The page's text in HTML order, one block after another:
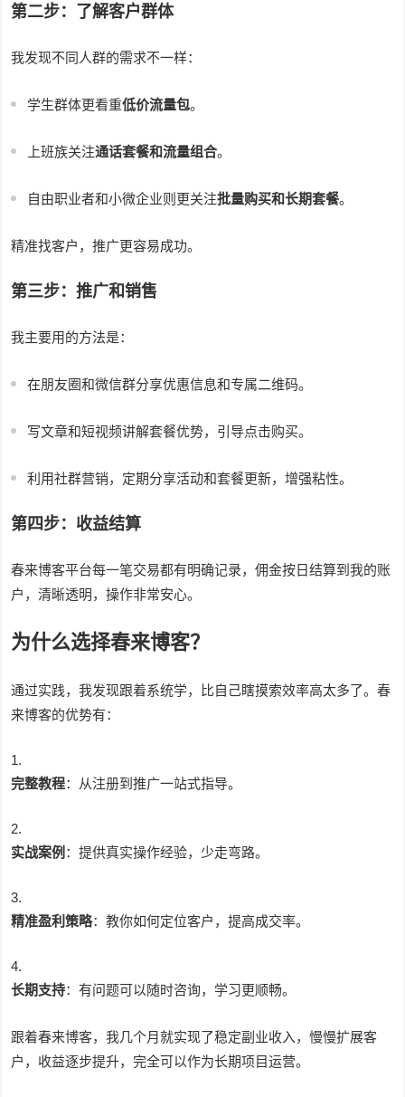
第二步：了解客户群体
我发现不同人群的需求不一样：
学生群体更看重低价流量包。
上班族关注通话套餐和流量组合。
自由职业者和小微企业则更关注批量购买和长期套餐。
精准找客户，推广更容易成功。
第三步：推广和销售
我主要用的方法是：
在朋友圈和微信群分享优惠信息和专属二维码。
写文章和短视频讲解套餐优势，引导点击购买。
利用社群营销，定期分享活动和套餐更新，增强粘性。
第四步：收益结算
春来博客平台每一笔交易都有明确记录，佣金按日结算到我的账
户，清晰透明，操作非常安心。
为什么选择春来博客？
通过实践，我发现跟着系统学，比自己瞎摸索效率高太多了。春
来博客的优势有：
完整教程：从注册到推广一站式指导。
实战案例 ：提供真实操作经验，少走弯路。
精准盈利策略：教你如何定位客户，提高成交率。
长期支持：有问题可以随时咨询，学习更顺畅。
跟着春来博客，我几个月就实现了稳定副业收入，慢慢扩展客
户，收益逐步提升，完全可以作为长期项目运营。